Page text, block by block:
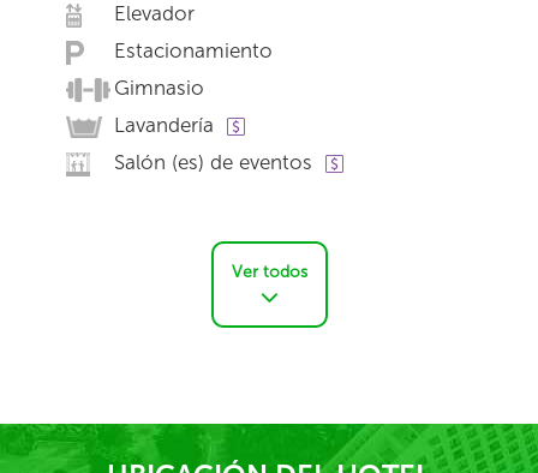
Elevador
Estacionamiento
Gimnasio
Lavandería
Salón (es) de eventos
Ver todos